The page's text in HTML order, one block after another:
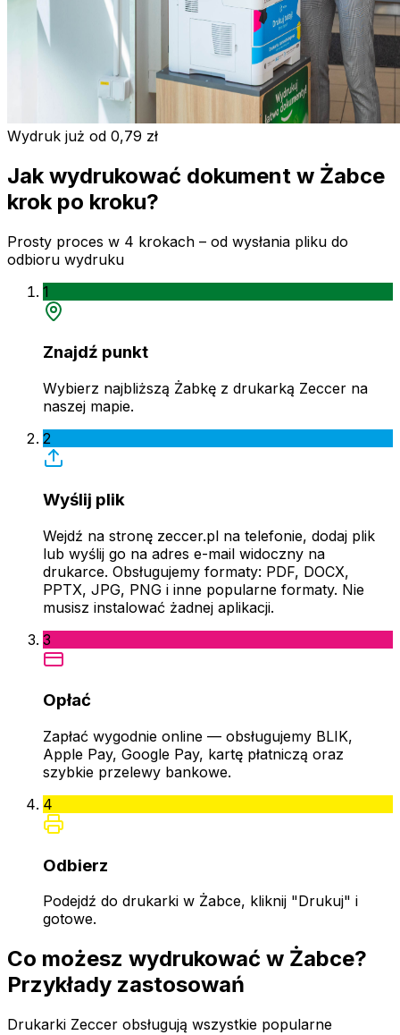
Wydruk już od 0,79 zł
Jak wydrukować dokument w Żabce
krok po kroku?
Prosty proces w 4 krokach – od wysłania pliku do
odbioru wydruku
1
Znajdź punkt
Wybierz najbliższą Żabkę z drukarką Zeccer na
naszej mapie.
2
Wyślij plik
Wejdź na stronę zeccer.pl na telefonie, dodaj plik
lub wyślij go na adres e-mail widoczny na
drukarce. Obsługujemy formaty: PDF, DOCX,
PPTX, JPG, PNG i inne popularne formaty. Nie
musisz instalować żadnej aplikacji.
3
Opłać
Zapłać wygodnie online — obsługujemy BLIK,
Apple Pay, Google Pay, kartę płatniczą oraz
szybkie przelewy bankowe.
4
Odbierz
Podejdź do drukarki w Żabce, kliknij "Drukuj" i
gotowe.
Co możesz wydrukować w Żabce?
Przykłady zastosowań
Drukarki Zeccer obsługują wszystkie popularne